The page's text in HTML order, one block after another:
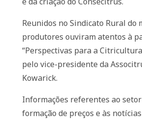
Reunidos no Sindicato Rural do
produtores ouviram atentos à
“Perspectivas para a
pelo vice-presidente da
Kowarick.
Informações referentes ao
formação de preços e às